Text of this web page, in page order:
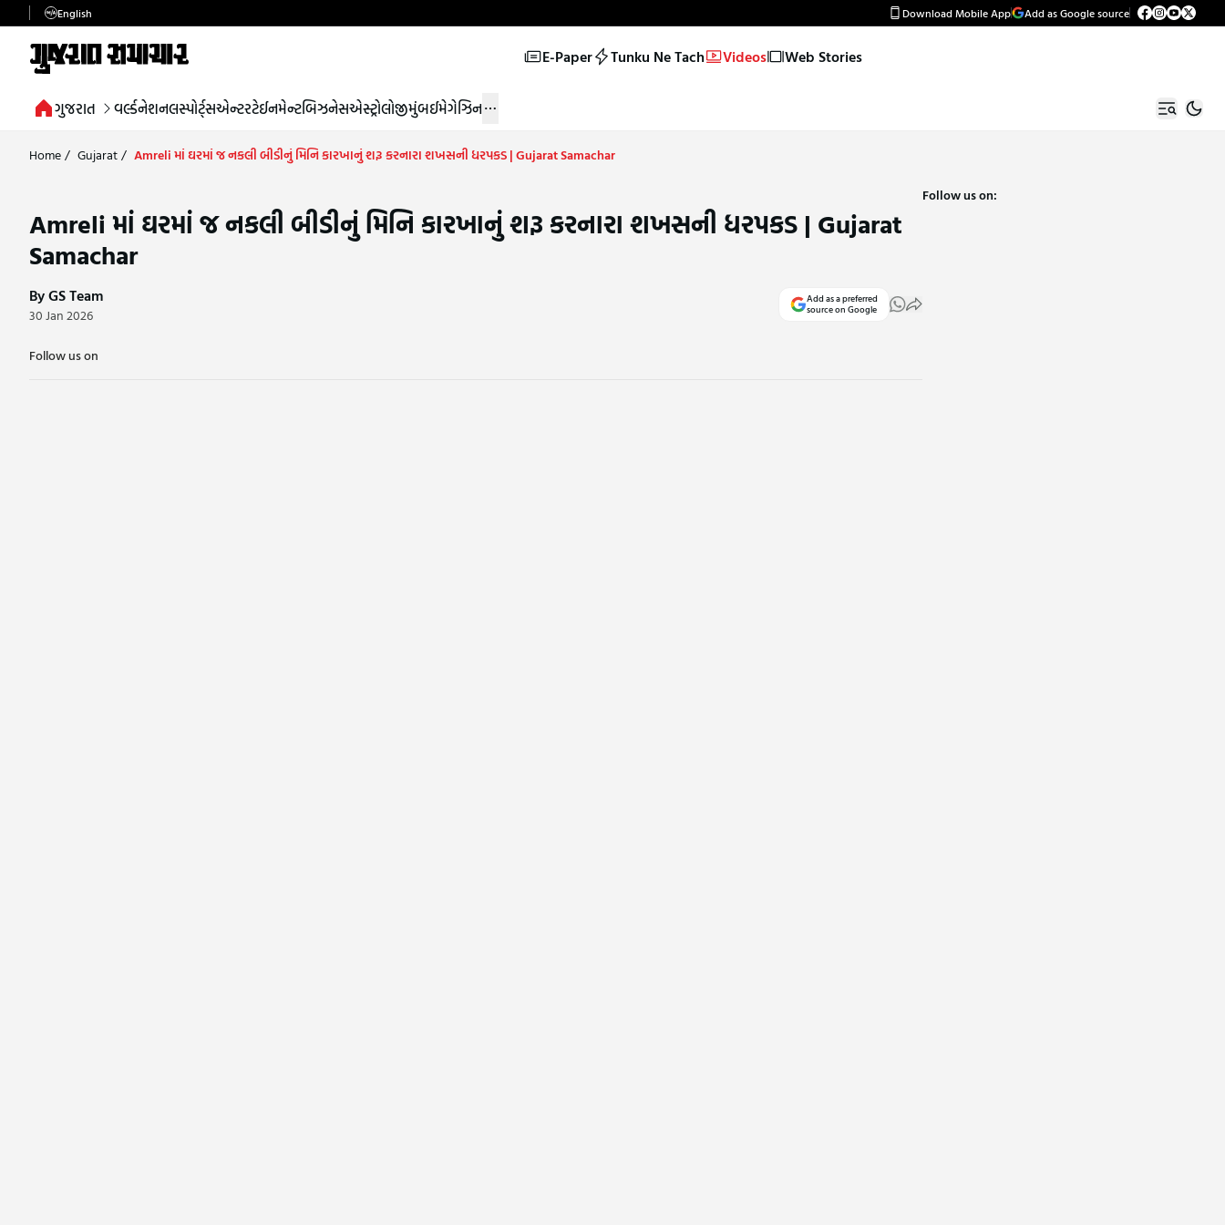
English Download Mobile App Add as Google source
E-Paper Tunku Ne Tach Videos Web Stories
ગુજરાત વર્લ્ડનેશનલસ્પોર્ટ્સએન્ટરટેઈનમેન્ટબિઝનેસએસ્ટ્રોલોજીમુંબઈમેગેઝિન
Home/ Gujarat/ Amreli માં ઘરમાં જ નકલી બીડીનું મિનિ કારખાનું શરૂ કરનારા શખસની ધરપકડ | Gujarat Samachar
Amreli માં ઘરમાં જ નકલી બીડીનું મિનિ કારખાનું શરૂ કરનારા શખસની ધરપકડ | Gujarat
Samachar
By GS Team
30 Jan 2026
Add as a preferred
source on Google
Follow us on
Follow us on: